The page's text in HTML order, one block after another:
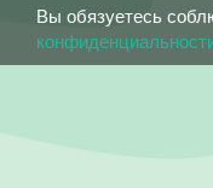
Вы обязуетесь